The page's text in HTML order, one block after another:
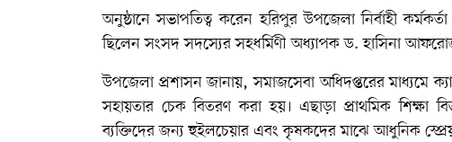
অনুষ্ঠানে সভাপতিত্ব করেন হরিপুর উপজেলা নির্বাহী
ছিলেন সংসদ সদস্যের সহধর্মিণী অধ্যাপক ড. হাসিনা
উপজেলা প্রশাসন জানায়, সমাজসেবা অধিদপ্তরের মাধ্যমে
সহায়তার চেক বিতরণ করা হয়। এছাড়া প্রাথমিক শিক্ষা
ব্যক্তিদের জন্য হুইলচেয়ার এবং কৃষকদের মাঝে আধুনিক